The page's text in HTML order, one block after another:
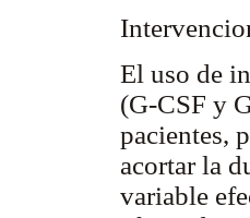
El uso de
(G-CSF y
pacientes,
acortar la
variable